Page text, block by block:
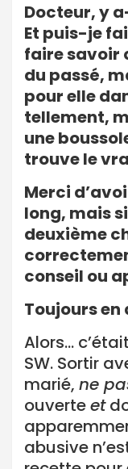
Docteur, y
Et puis-je
faire savoir
du passé,
pour elle
tellement,
une
trouve le
Merci
long, mais
deuxième
conseil ou
Toujours
Alors…
SW. Sortir
marié, ne
ouverteet
abusive